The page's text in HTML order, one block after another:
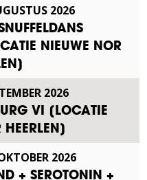
2026
NIEUWE NOR
2026
VI [LOCATIE
2026
+ SEROTONIN +